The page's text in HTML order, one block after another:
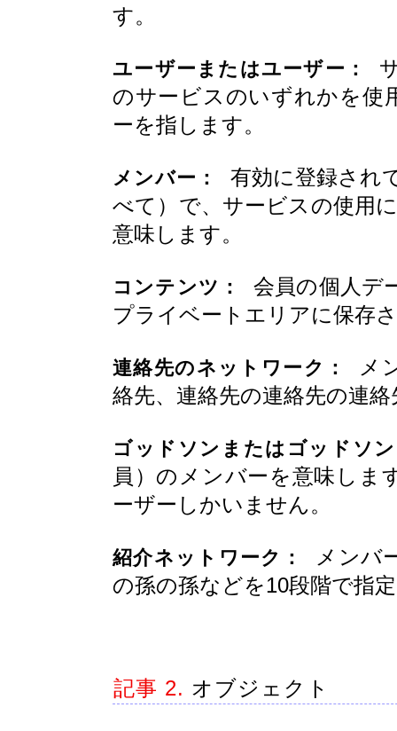
す。
ユーザーまたはユーザー：
のサービスのいずれかを使
ーを指します。
メンバー：
有効に登録され
べて）で、サービスの使用
意味します。
コンテンツ：
会員の個人デ
プライベートエリアに保存
連絡先のネットワーク：
メ
絡先、連絡先の連絡先の連
ゴッドソンまたはゴッドソン
員）のメンバーを意味しま
ーザーしかいません。
紹介ネットワーク：
メンバ
の孫の孫などを10段階で指
記事 2. オブジェクト